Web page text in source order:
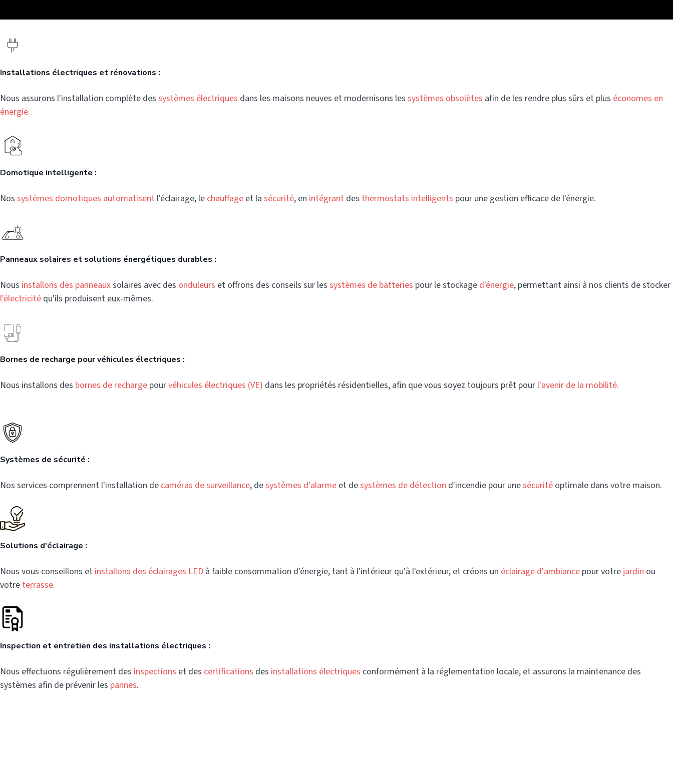
Installations électriques et rénovations :
Nous assurons l'installation complète des systèmes électriques dans les maisons neuves et modernisons les systèmes obsolètes afin de les rendre plus sûrs et plus économes en
énergie.
Domotique intelligente :
Nos systèmes domotiques automatisent l'éclairage, le chauffage et la sécurité, en intégrant des thermostats intelligents pour une gestion efficace de l'énergie.
Panneaux solaires et solutions énergétiques durables :
Nous installons des panneauxsolaires avec des onduleurs et offrons des conseils sur les systèmes de batteries pour le stockage d'énergie, permettant ainsi à nos clients de stocker
l'électricité qu'ils produisent eux-mêmes.
Bornes de recharge pour véhicules électriques :
Nous installons des bornes de recharge pourvéhicules électriques (VE) dans les propriétés résidentielles, afin que vous soyez toujours prêt pour l'avenir de la mobilité.
Systèmes de sécurité :
Nos services comprennent l'installation de caméras de surveillance, desystèmes d'alarme et desystèmes de détection d'incendie pour unesécurité optimale dans votre maison.
Solutions d'éclairage :
Nous vous conseillons et installons des éclairages LED à faible consommation d'énergie, tant à l'intérieur qu'à l'extérieur, et créons un éclairage d'ambiance pour votre jardin ou
votre terrasse.
Inspection et entretien des installations électriques :
Nous effectuons régulièrement des inspections et des certifications des installations électriques conformément à la réglementation locale, et assurons la maintenance des
systèmes afin de prévenir les pannes.